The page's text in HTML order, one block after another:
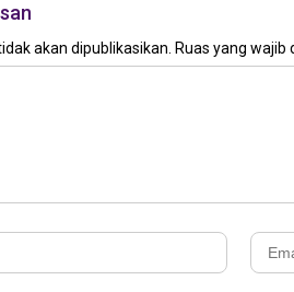
akan dipublikasikan. Ruas yang wajib